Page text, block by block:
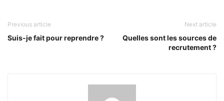
Previous article
Suis-je fait pour reprendre ?
Next article
Quelles sont les sources de
recrutement ?